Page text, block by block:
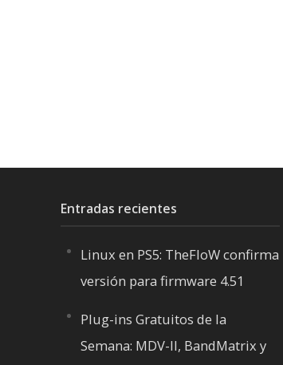
Entradas recientes
Linux en PS5: TheFloW confirma
versión para firmware 4.51
Plug-ins Gratuitos de la
Semana: MDV-II, BandMatrix y